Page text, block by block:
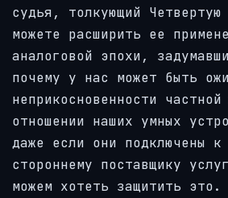
судья, толкующий
можете расширить ее
аналоговой эпохи,
почему у нас может быть
неприкосновенности
отношении наших умных
даже если они подключены к
стороннему поставщику
можем хотеть защитить это.